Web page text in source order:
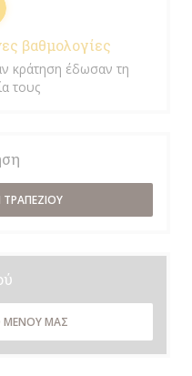
βαθμολογίες
κράτηση έδωσαν τη
τους
ΜΕΝΟΎ ΜΑΣ